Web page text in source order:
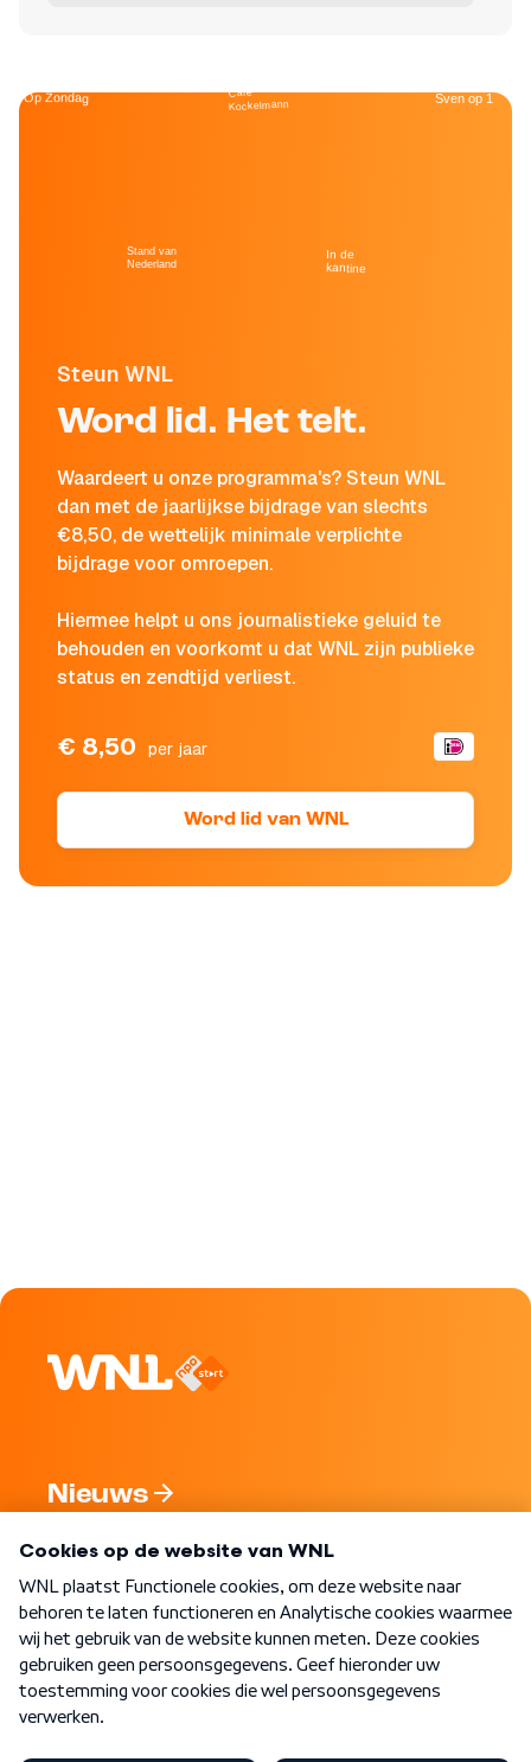
Steun WNL
Word lid. Het telt.
Waardeert u onze programma's? Steun WNL
dan met de jaarlijkse bijdrage van slechts
€8,50, de wettelijk minimale verplichte
bijdrage voor omroepen.
Hiermee helpt u ons journalistieke geluid te
behouden en voorkomt u dat WNL zijn publieke
status en zendtijd verliest.
€ 8,50 per jaar
Word lid van WNL
Op Zondag
Stand van
Nederland
Café
Kockelmann
In de
kantine
Sven op 1
Nieuws
Nieuwsbrief
Word Lid